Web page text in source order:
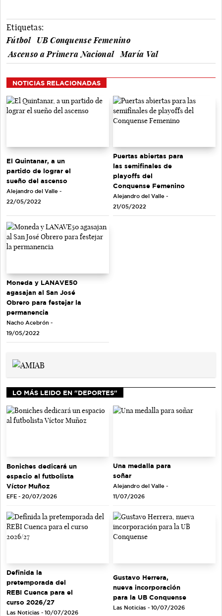
Etiquetas:
Fútbol
UB Conquense Femenino
Ascenso a Primera Nacional
María Val
NOTICIAS RELACIONADAS
El Quintanar, a un
partido de lograr el
sueño del ascenso
Alejandro del Valle -
22/05/2022
Puertas abiertas para
las semifinales de
playoffs del
Conquense Femenino
Alejandro del Valle -
21/05/2022
Moneda y LANAVE50
agasajan al San José
Obrero para festejar la
permanencia
Nacho Acebrón -
19/05/2022
LO MÁS LEIDO EN "DEPORTES"
Boniches dedicará un
espacio al futbolista
Víctor Muñoz
EFE - 20/07/2026
Una medalla para
soñar
Alejandro del Valle -
11/07/2026
Definida la
pretemporada del
REBI Cuenca para el
curso 2026/27
Las Noticias - 10/07/2026
Gustavo Herrera,
nueva incorporación
para la UB Conquense
Las Noticias - 10/07/2026